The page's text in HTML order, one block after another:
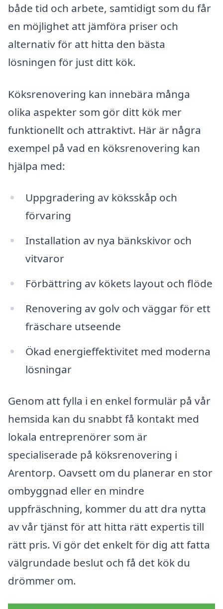
både tid och arbete, samtidigt som du får
en möjlighet att jämföra priser och
alternativ för att hitta den bästa
lösningen för just ditt kök.
Köksrenovering kan innebära många
olika aspekter som gör ditt kök mer
funktionellt och attraktivt. Här är några
exempel på vad en köksrenovering kan
hjälpa med:
Uppgradering av köksskåp och
förvaring
Installation av nya bänkskivor och
vitvaror
Förbättring av kökets layout och flöde
Renovering av golv och väggar för ett
fräschare utseende
Ökad energieffektivitet med moderna
lösningar
Genom att fylla i en enkel formulär på vår
hemsida kan du snabbt få kontakt med
lokala entreprenörer som är
specialiserade på köksrenovering i
Arentorp. Oavsett om du planerar en stor
ombyggnad eller en mindre
uppfräschning, kommer du att dra nytta
av vår tjänst för att hitta rätt expertis till
rätt pris. Vi gör det enkelt för dig att fatta
välgrundade beslut och få det kök du
drömmer om.